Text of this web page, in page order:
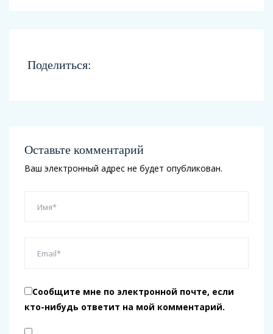
Поделиться:
Оставьте комментарий
Ваш электронный адрес не будет опубликован.
Сообщите мне по электронной почте, если
кто-нибудь ответит на мой комментарий.